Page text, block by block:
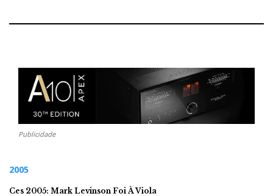
Publicidade
2005
Ces 2005: Mark Levinson Foi À Viola